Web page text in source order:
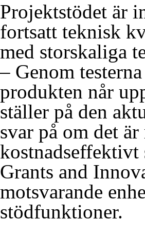
Projektstödet är
fortsatt teknisk
med storskaliga
– Genom
produkten når
ställer på den
svar på om det
kostnadseffektivt
Grants and
motsvarande
stödfunktioner.